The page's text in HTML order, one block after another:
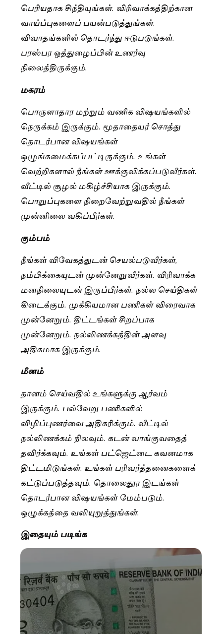
பெரியதாக சிந்தியுங்கள். விரிவாக்கத்திற்கான
வாய்ப்புகளைப் பயன்படுத்துங்கள்.
விவாதங்களில் தொடர்ந்து ஈடுபடுங்கள்.
பரஸ்பர ஒத்துழைப்பின் உணர்வு
நிலைத்திருக்கும்.
மகரம்
பொருளாதார மற்றும் வணிக விஷயங்களில்
நெருக்கம் இருக்கும். மூதாதையர் சொத்து
தொடர்பான விஷயங்கள்
ஒழுங்கமைக்கப்பட்டிருக்கும். உங்கள்
வெற்றிகளால் நீங்கள் ஊக்குவிக்கப்படுவீர்கள்.
வீட்டில் சூழல் மகிழ்ச்சியாக இருக்கும்.
பொறுப்புகளை நிறைவேற்றுவதில் நீங்கள்
முன்னிலை வகிப்பீர்கள்.
கும்பம்
நீங்கள் விவேகத்துடன் செயல்படுவீர்கள்,
நம்பிக்கையுடன் முன்னேறுவீர்கள். விரிவாக்க
மனநிலையுடன் இருப்பீர்கள். நல்ல செய்திகள்
கிடைக்கும். முக்கியமான பணிகள் விரைவாக
முன்னேறும். திட்டங்கள் சிறப்பாக
முன்னேறும். நல்லிணக்கத்தின் அளவு
அதிகமாக இருக்கும்.
மீனம்
தானம் செய்வதில் உங்களுக்கு ஆர்வம்
இருக்கும். பல்வேறு பணிகளில்
விழிப்புணர்வை அதிகரிக்கும். வீட்டில்
நல்லிணக்கம் நிலவும். கடன் வாங்குவதைத்
தவிர்க்கவும். உங்கள் பட்ஜெட்டை கவனமாக
திட்டமிடுங்கள். உங்கள் பரிவர்த்தனைகளைக்
கட்டுப்படுத்தவும். தொலைதூர இடங்கள்
தொடர்பான விஷயங்கள் மேம்படும்.
ஒழுக்கத்தை வலியுறுத்துங்கள்.
இதையும் படிங்க